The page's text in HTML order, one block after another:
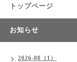
トップページ
お知らせ
2026-08（1）